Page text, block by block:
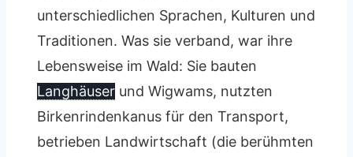
unterschiedlichen Sprachen, Kulturen und
Traditionen. Was sie verband, war ihre
Lebensweise im Wald: Sie bauten
Langhäuser und Wigwams, nutzten
Birkenrindenkanus für den Transport,
betrieben Landwirtschaft (die berühmten